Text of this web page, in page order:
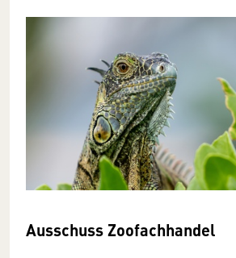
Ausschuss Zoofachhandel